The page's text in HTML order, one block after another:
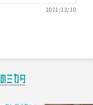
2021/12/10